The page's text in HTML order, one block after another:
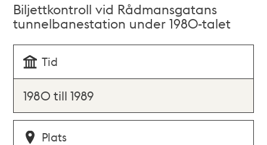
Biljettkontroll vid Rådmansgatans
tunnelbanestation under 1980-talet
Tid
1980 till 1989
Plats